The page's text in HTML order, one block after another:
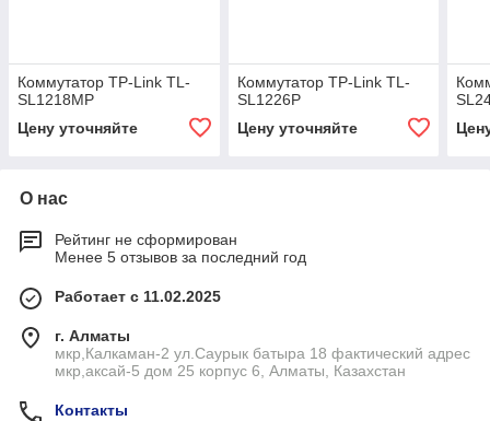
Коммутатор TP-Link TL-
SL1218MP
Цену уточняйте
Коммутатор TP-Link TL-
SL1226P
Цену уточняйте
О нас
Рейтинг не сформирован
Менее 5 отзывов за последний год
Работает с 11.02.2025
г. Алматы
мкр,Калкаман-2 ул.Саурык батыра 18 фактический адрес
мкр,аксай-5 дом 25 корпус 6, Алматы, Казахстан
Контакты